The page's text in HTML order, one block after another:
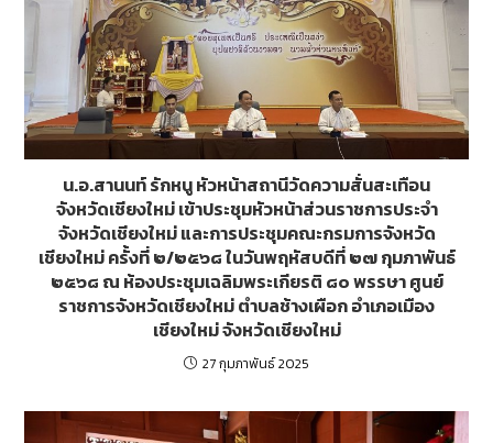
น.อ.สานนท์ รักหนู หัวหน้าสถานีวัดความสั่นสะเทือน
จังหวัดเชียงใหม่ เข้าประชุมหัวหน้าส่วนราชการประจำ
จังหวัดเชียงใหม่ และการประชุมคณะกรมการจังหวัด
เชียงใหม่ ครั้งที่ ๒/๒๕๖๘ ในวันพฤหัสบดีที่ ๒๗ กุมภาพันธ์
๒๕๖๘ ณ ห้องประชุมเฉลิมพระเกียรติ ๘๐ พรรษา ศูนย์
ราชการจังหวัดเชียงใหม่ ตำบลช้างเผือก อำเภอเมือง
เชียงใหม่ จังหวัดเชียงใหม่
27 กุมภาพันธ์ 2025